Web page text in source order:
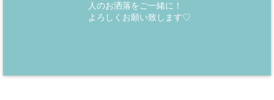
人のお洒落をご一緒に！
よろしくお願い致します♡